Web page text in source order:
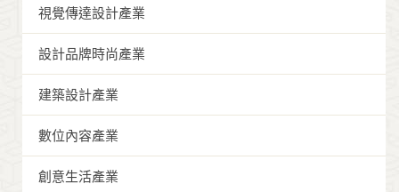
視覺傳達設計產業
設計品牌時尚產業
建築設計產業
數位內容產業
創意生活產業